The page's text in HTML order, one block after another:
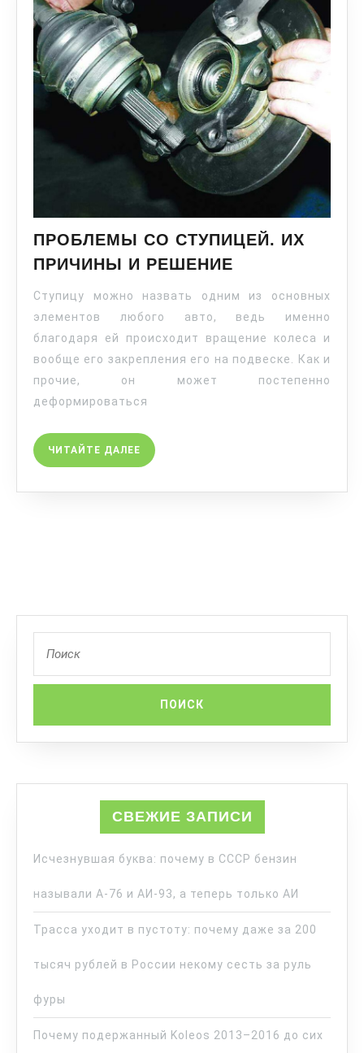
ПРОБЛЕМЫ СО СТУПИЦЕЙ. ИХ
ПРИЧИНЫ И РЕШЕНИЕ
Ступицу можно назвать одним из основных
элементов любого авто, ведь именно
благодаря ей происходит вращение колеса и
вообще его закрепления его на подвеске. Как и
прочие, он может постепенно
деформироваться
ЧИТАЙТЕ ДАЛЕЕ
СВЕЖИЕ ЗАПИСИ
Исчезнувшая буква: почему в СССР бензин
называли А-76 и АИ-93, а теперь только АИ
Трасса уходит в пустоту: почему даже за 200
тысяч рублей в России некому сесть за руль
фуры
Почему подержанный Koleos 2013–2016 до сих